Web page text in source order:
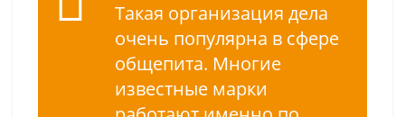
Такая организация дела
очень популярна в сфере
общепита. Многие
известные марки